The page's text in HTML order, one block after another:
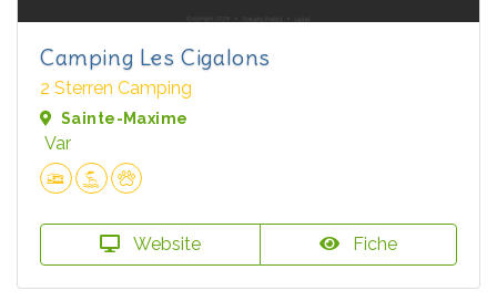
Camping Les Cigalons
2 Sterren Camping
Sainte-Maxime
Var
Website Fiche